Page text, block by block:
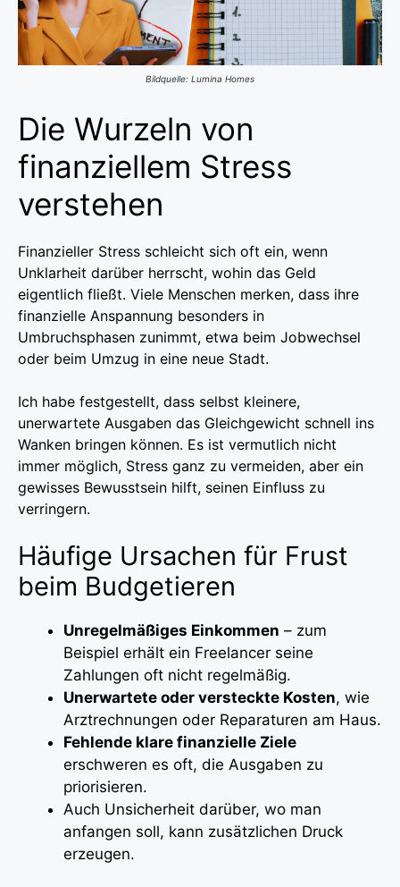
Bildquelle: Lumina Homes
Die Wurzeln von
finanziellem Stress
verstehen
Finanzieller Stress schleicht sich oft ein, wenn
Unklarheit darüber herrscht, wohin das Geld
eigentlich fließt. Viele Menschen merken, dass ihre
finanzielle Anspannung besonders in
Umbruchsphasen zunimmt, etwa beim Jobwechsel
oder beim Umzug in eine neue Stadt.
Ich habe festgestellt, dass selbst kleinere,
unerwartete Ausgaben das Gleichgewicht schnell ins
Wanken bringen können. Es ist vermutlich nicht
immer möglich, Stress ganz zu vermeiden, aber ein
gewisses Bewusstsein hilft, seinen Einfluss zu
verringern.
Häufige Ursachen für Frust
beim Budgetieren
Unregelmäßiges Einkommen – zum
Beispiel erhält ein Freelancer seine
Zahlungen oft nicht regelmäßig.
Unerwartete oder versteckte Kosten, wie
Arztrechnungen oder Reparaturen am Haus.
Fehlende klare finanzielle Ziele
erschweren es oft, die Ausgaben zu
priorisieren.
Auch Unsicherheit darüber, wo man
anfangen soll, kann zusätzlichen Druck
erzeugen.